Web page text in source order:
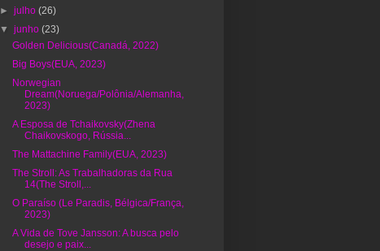
►julho(26)
▼junho(23)
Golden Delicious(Canadá, 2022)
Big Boys(EUA, 2023)
Norwegian
Dream(Noruega/Polônia/Alemanha,
2023)
A Esposa de Tchaikovsky(Zhena
Chaikovskogo, Rússia...
The Mattachine Family(EUA, 2023)
The Stroll: As Trabalhadoras da Rua
14(The Stroll,...
O Paraíso (Le Paradis, Bélgica/França,
2023)
A Vida de Tove Jansson: A busca pelo
desejo e paix...